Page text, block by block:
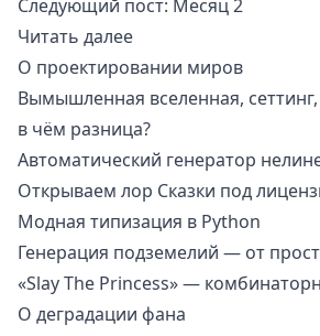
Следующий пост: Месяц 2
Читать далее
О проектировании миров
Вымышленная вселенная,
в чём разница?
Автоматический генератор
Открываем лор Сказки под
Модная типизация в Python
Генерация подземелий — от
«Slay The Princess» —
О деградации фана